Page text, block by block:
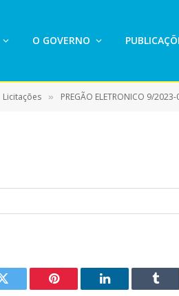
O GOVERNO
Licitações » PREGÃO ELETRONICO 9/2023-007-PMEC (EVENTUAL E FUTURAS AQUISIÇÃO DE PEÇAS
Twitter Pinterest LinkedIn